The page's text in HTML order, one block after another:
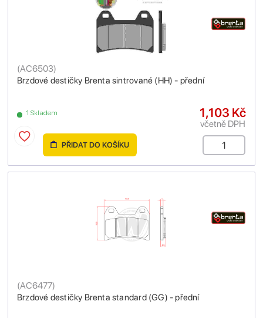
Brzdové destičky Brenta sintrované (HH) - přední
(AC6503)
1 Skladem 1,103 Kč
včetně DPH
PŘIDAT DO KOŠÍKU
Brzdové destičky Brenta standard (GG) - přední
(AC6477)